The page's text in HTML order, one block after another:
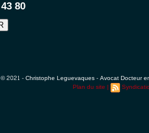
80
© 2021 - Christophe Leguevaques - Avocat Docteur
Plan du site |